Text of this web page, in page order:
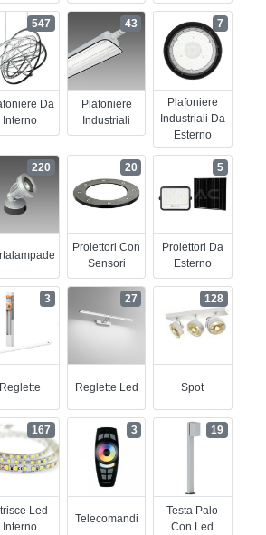
Da
Interno
547
Plafoniere
Industriali
43
Plafoniere
Industriali Da
Esterno
7
220
Proiettori Con
Sensori
20
Proiettori Da
Esterno
5
Reglette
3
Reglette Led
27
Spot
128
Led
Interno
167
Telecomandi
3
Testa Palo
Con Led
19